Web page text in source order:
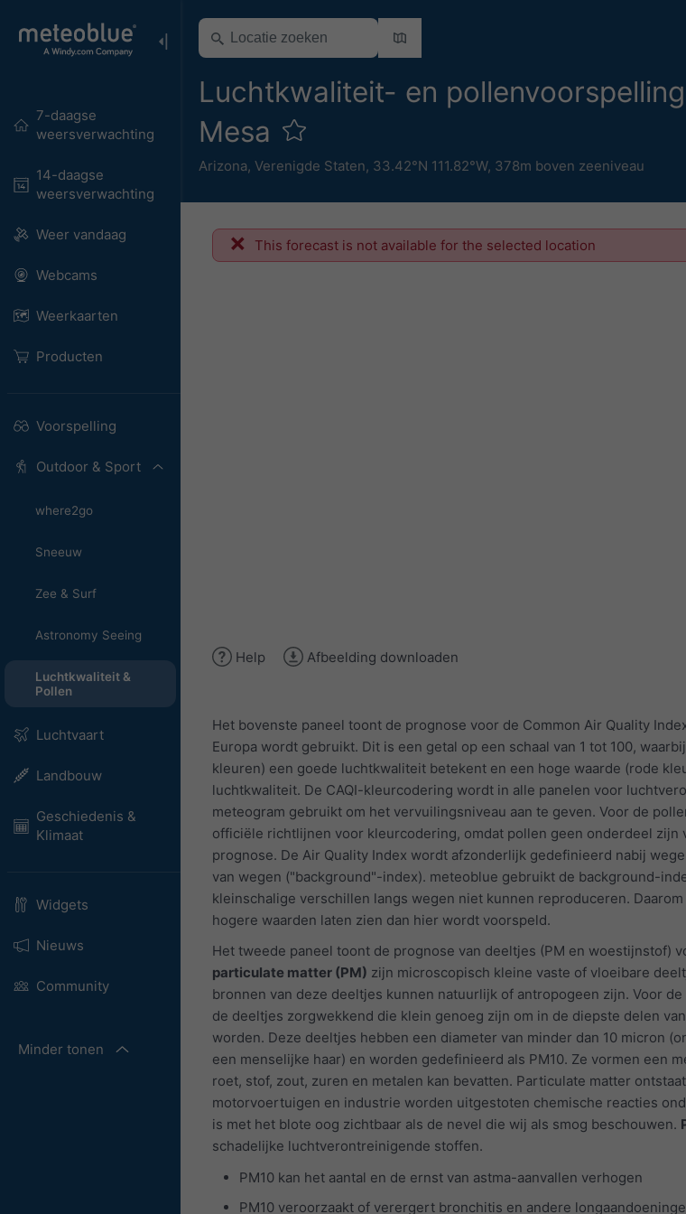
7-daagse
weersverwachting
14-daagse
weersverwachting
Weer vandaag
Webcams
Weerkaarten
Producten
Voorspelling
Outdoor & Sport
where2go
Sneeuw
Zee & Surf
Astronomy Seeing
Luchtkwaliteit &
Pollen
Luchtvaart
Landbouw
Geschiedenis &
Klimaat
Widgets
Nieuws
Community
Minder tonen
Luchtkwaliteit- en
Mesa
Arizona, Verenigde Staten, 33.42°N 111.82°W, 378m boven zeeniveau
This forecast is not available for the selected location
Help Afbeelding downloaden
Het bovenste paneel toont de prognose voor de Common Air Quality
Europa wordt gebruikt. Dit is een getal op een schaal van 1 tot 100,
kleuren) een goede luchtkwaliteit betekent en een hoge waarde (rode
luchtkwaliteit. De CAQI-kleurcodering wordt in alle panelen voor
meteogram gebruikt om het vervuilingsniveau aan te geven. Voor de
officiële richtlijnen voor kleurcodering, omdat pollen geen onderdeel zijn
prognose. De Air Quality Index wordt afzonderlijk gedefinieerd nabij
van wegen ("background"-index). meteoblue gebruikt de background-
kleinschalige verschillen langs wegen niet kunnen reproduceren.
hogere waarden laten zien dan hier wordt voorspeld.
Het tweede paneel toont de prognose van deeltjes (PM en woestijnstof)
particulate matter (PM) zijn microscopisch kleine vaste of vloeibare
bronnen van deze deeltjes kunnen natuurlijk of antropogeen zijn. Voor
de deeltjes zorgwekkend die klein genoeg zijn om in de diepste delen
worden. Deze deeltjes hebben een diameter van minder dan 10 micron
een menselijke haar) en worden gedefinieerd als PM10. Ze vormen een
roet, stof, zout, zuren en metalen kan bevatten. Particulate matter
motorvoertuigen en industrie worden uitgestoten chemische reacties
is met het blote oog zichtbaar als de nevel die wij als smog beschouwen.
schadelijke luchtverontreinigende stoffen.
PM10 kan het aantal en de ernst van astma-aanvallen verhogen
PM10 veroorzaakt of verergert bronchitis en andere